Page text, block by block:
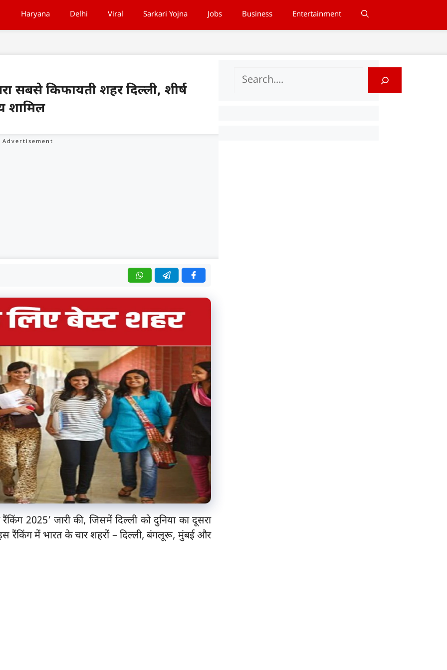
Haryana Delhi Viral Sarkari Yojna Jobs Business Entertainment
सबसे किफायती शहर दिल्ली, शीर्ष
शामिल
रैंकिंग 2025’ जारी की, जिसमें दिल्ली को दुनिया का दूसरा
रैंकिंग में भारत के चार शहरों – दिल्ली, बंगलूरू, मुंबई और
Search